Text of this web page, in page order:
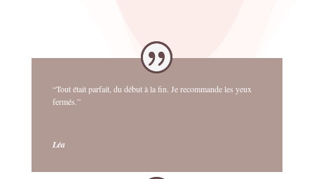
“Tout était parfait, du début à la fin. Je recommande les yeux
fermés.”
Léa